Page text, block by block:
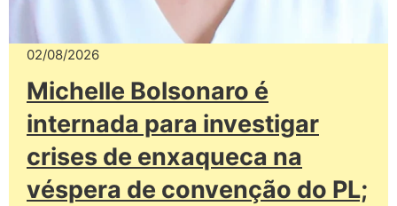
02/08/2026
Michelle Bolsonaro é
internada para investigar
crises de enxaqueca na
véspera de convenção do PL;